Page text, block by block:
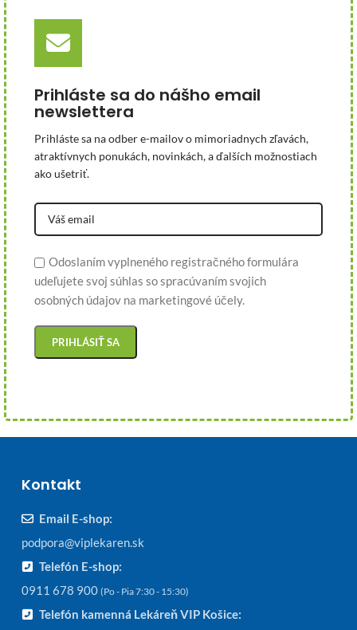
Prihláste sa do nášho email
newslettera
Prihláste sa na odber e-mailov o mimoriadnych zľavách,
atraktívnych ponukách, novinkách, a ďalších možnostiach
ako ušetriť.
Odoslaním vyplneného registračného formulára
udeľujete svoj súhlas so spracúvaním svojich
osobných údajov na marketingové účely.
Kontakt
Email E-shop:
podpora@viplekaren.sk
Telefón E-shop:
0911 678 900 (Po - Pia 7:30 - 15:30)
Telefón kamenná Lekáreň VIP Košice: